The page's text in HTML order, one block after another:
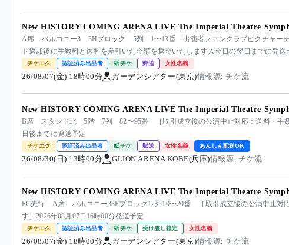
New HISTORY COMING ARENA LIVE The Imperial Theatre
A席 バルコニー3 3Hブロック 5列 1〜13番 出演者ファンクラブピクチャー
ト返却後に手数料と送料を差引いた金額を返金いたします入金日の翌日までに発送
チケエク 認証済み出品者 紙チケ 郵送 女性名義
26/08/07(金) 18時00分 ガーデンシアター(東京)情報源: チケ流
New HISTORY COMING ARENA LIVE The Imperial Theatre
B席 スタンド北 5階 7列 82〜95番 ［取引成立後の公演中止対応：送料・手数
日後までに発送予定
チケエク 認証済み出品者 紙チケ 郵送 女性名義 あんしん配送OK
26/08/30(日) 13時00分 GLION ARENA KOBE(兵庫)情報源: チケ流
New HISTORY COMING ARENA LIVE The Imperial Theatre
FC先行 A席 バルコニー33Fブロック12列10〜20番 ［取引成立後の公演中止対
す］2026年08月07日16時00分発送予定
チケエク 認証済み出品者 紙チケ 受け渡し指定 女性名義
26/08/07(金) 18時00分 ガーデンシアター(東京)情報源: チケ流